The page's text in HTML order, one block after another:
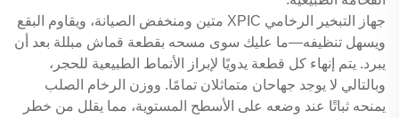
جهاز التبخير الرخامي XPIC متين ومنخفض الصيانة، ويقاوم البقع
ويسهل تنظيفه—ما عليك سوى مسحه بقطعة قماش مبللة بعد أن
يبرد. يتم إنهاء كل قطعة يدويًا لإبراز الأنماط الطبيعية للحجر،
وبالتالي لا يوجد جهاحان متماثلان تمامًا. ووزن الرخام الصلب
يمنحه ثباتًا عند وضعه على الأسطح المستوية، مما يقلل من خطر